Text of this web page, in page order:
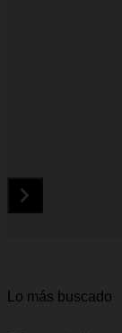
Diapositiva 1 de
Lo más buscado